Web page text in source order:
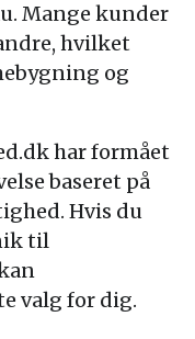
Mange kunder
hvilket
og
har formået
baseret på
Hvis du
til
valg for dig.